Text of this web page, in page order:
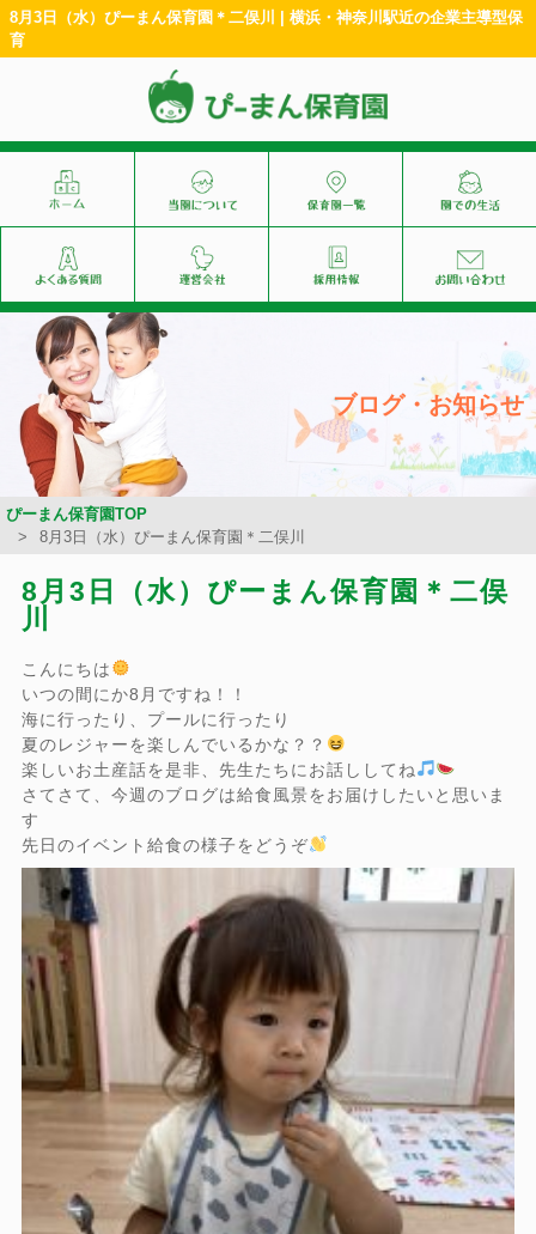
8月3日（水）ぴーまん保育園＊二俣川 | 横浜・神奈川駅近の企業主導型保
育
ブログ・お知らせ
ぴーまん保育園TOP
8月3日（水）ぴーまん保育園＊二俣川
8月3日（水）ぴーまん保育園＊二俣
川
こんにちは
いつの間にか8月ですね！！
海に行ったり、プールに行ったり
夏のレジャーを楽しんでいるかな？？
楽しいお土産話を是非、先生たちにお話ししてね
さてさて、今週のブログは給食風景をお届けしたいと思いま
す
先日のイベント給食の様子をどうぞ